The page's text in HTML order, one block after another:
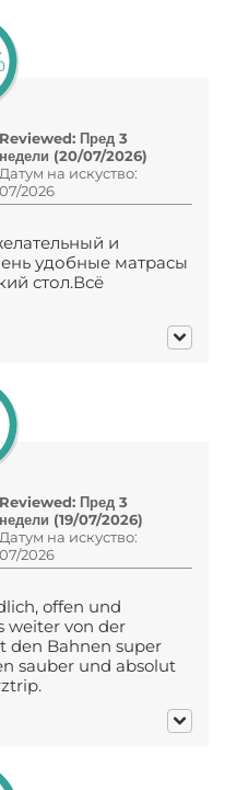
Reviewed: Пред 3
недели (20/07/2026)
Датум на искуство:
07/2026
и
удобные матрасы
стол.Всё
Reviewed: Пред 3
недели (19/07/2026)
Датум на искуство:
07/2026
offen und
weiter von der
den Bahnen super
sauber und absolut